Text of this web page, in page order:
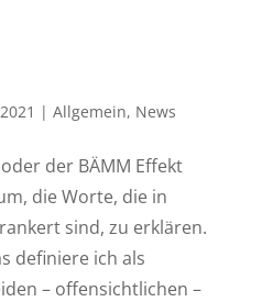
| Allgemein, News
oder der BÄMM Effekt
die Worte, die in
sind, zu erklären.
definiere ich als
– offensichtlichen –